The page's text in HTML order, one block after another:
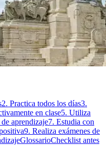
2. Practica todos los días3.
en clase5. Utiliza
aprendizaje7. Estudia con
9. Realiza exámenes de
GlossarioChecklist antes